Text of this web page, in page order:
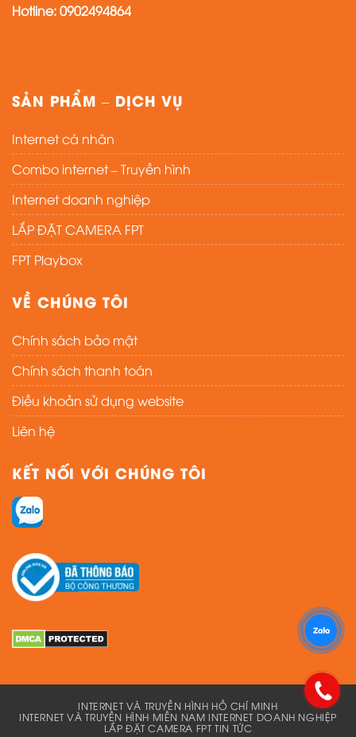
Hotline:0902494864
SẢN PHẨM – DỊCH VỤ
Internet cá nhân
Combo internet – Truyền hình
Internet doanh nghiệp
LẮP ĐẶT CAMERA FPT
FPT Playbox
VỀ CHÚNG TÔI
Chính sách bảo mật
Chính sách thanh toán
Điều khoản sử dụng website
Liên hệ
KẾT NỐI VỚI CHÚNG TÔI
INTERNET VÀ TRUYỀN HÌNH HỒ CHÍ MINH
INTERNET VÀ TRUYỀN HÌNH MIỀN NAM INTERNET DOANH NGHIỆP
LẮP ĐẶT CAMERA FPT TIN TỨC